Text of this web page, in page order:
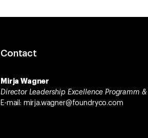
Contact
Mirja Wagner
Director Leadership Excellence Programm
E-mail: mirja.wagner@foundryco.com